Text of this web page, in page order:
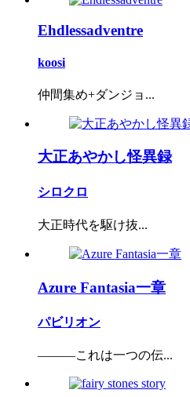
Ehdlessadventre
koosi
仲間集め+ダンジョ...
大正あやかし怪異録
シロクロ
大正時代を駆け抜...
Azure Fantasia一章
パビリオン
―――これは一つの伝...